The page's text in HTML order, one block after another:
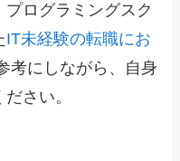
ログラミングスク
IT未経験の転職にお
考にしながら、自身
さい。